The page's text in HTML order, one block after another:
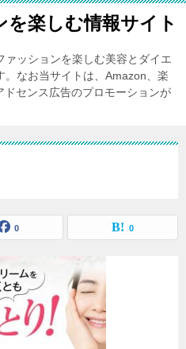
楽しむ情報サイト
ァッションを楽しむ美容とダイエ
。なお当サイトは、Amazon、楽
センス広告のプロモーションが
0 0